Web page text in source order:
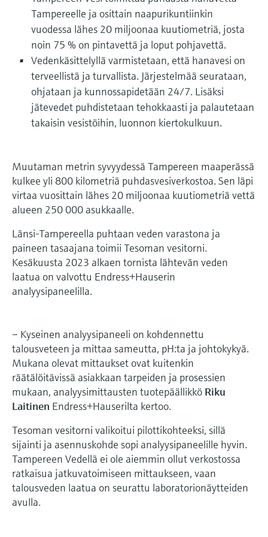
Device Viewer
Löydä tuotekohtaiset tiedot ja
dokumentaatio.
Varaosahaku
Löydä varaosat tuotteen juuren, tilauskoodin
tai sarjanumeron perusteella.
Mikroaaltomittaus
Memosens technology
Näytä kaikki
päätöksentekoa tukevan prosessin
läpinäkyvyyden ansiosta
Tampereelle ja osittain naapurikuntiinkin
vuodessa lähes 20 miljoonaa kuutiometriä, josta
noin 75 % on pintavettä ja loput pohjavettä.
Vedenkäsittelyllä varmistetaan, että hanavesi on
terveellistä ja turvallista. Järjestelmää seurataan,
ohjataan ja kunnossapidetään 24/7. Lisäksi
jätevedet puhdistetaan tehokkaasti ja palautetaan
takaisin vesistöihin, luonnon kiertokulkuun.
Muutaman metrin syvyydessä Tampereen maaperässä
kulkee yli 800 kilometriä puhdasvesiverkostoa. Sen läpi
virtaa vuosittain lähes 20 miljoonaa kuutiometriä vettä
alueen 250 000 asukkaalle.
Länsi-Tampereella puhtaan veden varastona ja
paineen tasaajana toimii Tesoman vesitorni.
Kesäkuusta 2023 alkaen tornista lähtevän veden
laatua on valvottu Endress+Hauserin
analyysipaneelilla.
– Kyseinen analyysipaneeli on kohdennettu
talousveteen ja mittaa sameutta, pH:ta ja johtokykyä.
Mukana olevat mittaukset ovat kuitenkin
räätälöitävissä asiakkaan tarpeiden ja prosessien
mukaan, analyysimittausten tuotepäällikkö Riku
Laitinen Endress+Hauserilta kertoo.
Tesoman vesitorni valikoitui pilottikohteeksi, sillä
sijainti ja asennuskohde sopi analyysipaneelille hyvin.
Tampereen Vedellä ei ole aiemmin ollut verkostossa
ratkaisua jatkuvatoimiseen mittaukseen, vaan
talousveden laatua on seurattu laboratorionäytteiden
avulla.